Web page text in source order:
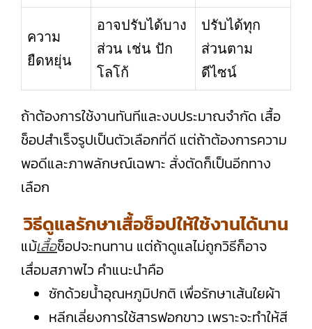
ความ
ยืดหยุ่น
อาจปรับได้บาง
ส่วน เช่น ปัก
โลโก้
ปรับได้ทุก
ส่วนตาม
ดีไซน์
ถ้าต้องการใช้งานทันทีและงบประมาณจำกัด เสื้อ
ช็อปสำเร็จรูปเป็นตัวเลือกที่ดี แต่ถ้าต้องการความ
พอดีและภาพลักษณ์เฉพาะ สั่งตัดก็เป็นอีกทาง
เลือก
วิธีดูแลรักษาเสื้อช็อปให้ใช้งานได้นาน
แม้เสื้อช็อปจะทนทาน แต่ถ้าดูแลไม่ถูกวิธีก็อาจ
เสื่อมสภาพไว คำแนะนำคือ
ซักด้วยน้ำอุณหภูมิปกติ เพื่อรักษาเส้นใยผ้า
หลีกเลี่ยงการใช้สารฟอกขาว เพราะจะทำให้สี